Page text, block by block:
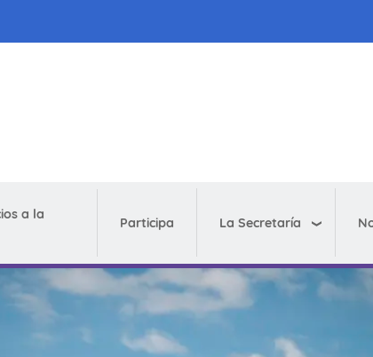
a la
Participa La Secretaría